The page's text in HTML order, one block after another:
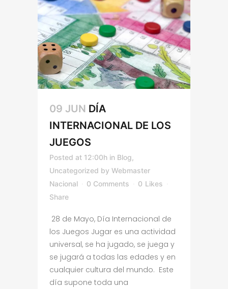
09 JUN DÍA
INTERNACIONAL DE LOS
JUEGOS
Posted at 12:00h in Blog
Uncategorized by Webmaster
Nacional
0 Comments 0 Likes
Share
28 de Mayo, Día Internacional de
los Juegos Jugar es una actividad
universal, se ha jugado, se juega y
se jugará a todas las edades y en
cualquier cultura del mundo. Este
día supone toda una